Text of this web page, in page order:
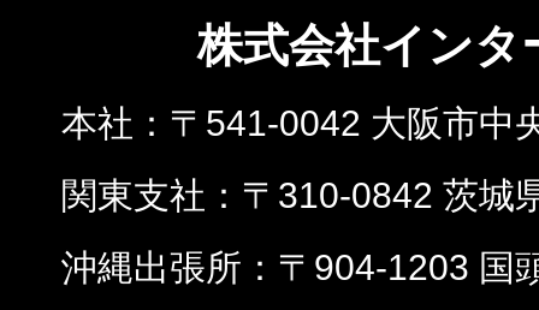
株式会社インタ
本社
〒541-0042 大阪市中
関東支社
〒310-0842 茨城
沖縄出張所
〒904-1203 国